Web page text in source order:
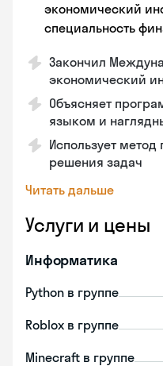
экономический
специальность
Закончил
экономический
Объясняет
языком и
Использует
решения задач
Читать дальше
Услуги и цены
Информатика
Python в группе
Roblox в группе
Minecraft в группе